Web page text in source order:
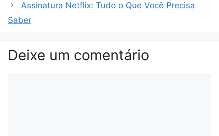
Assinatura Netflix: Tudo o Que Você Precisa
Saber
Deixe um comentário